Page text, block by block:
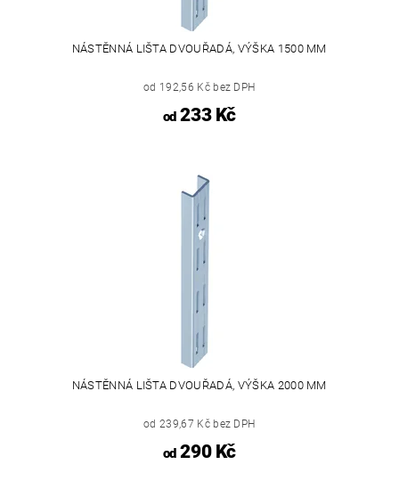
NÁSTĚNNÁ LIŠTA DVOUŘADÁ, VÝŠKA 1500 MM
od 192,56 Kč bez DPH
od233 Kč
NÁSTĚNNÁ LIŠTA DVOUŘADÁ, VÝŠKA 2000 MM
od 239,67 Kč bez DPH
od290 Kč